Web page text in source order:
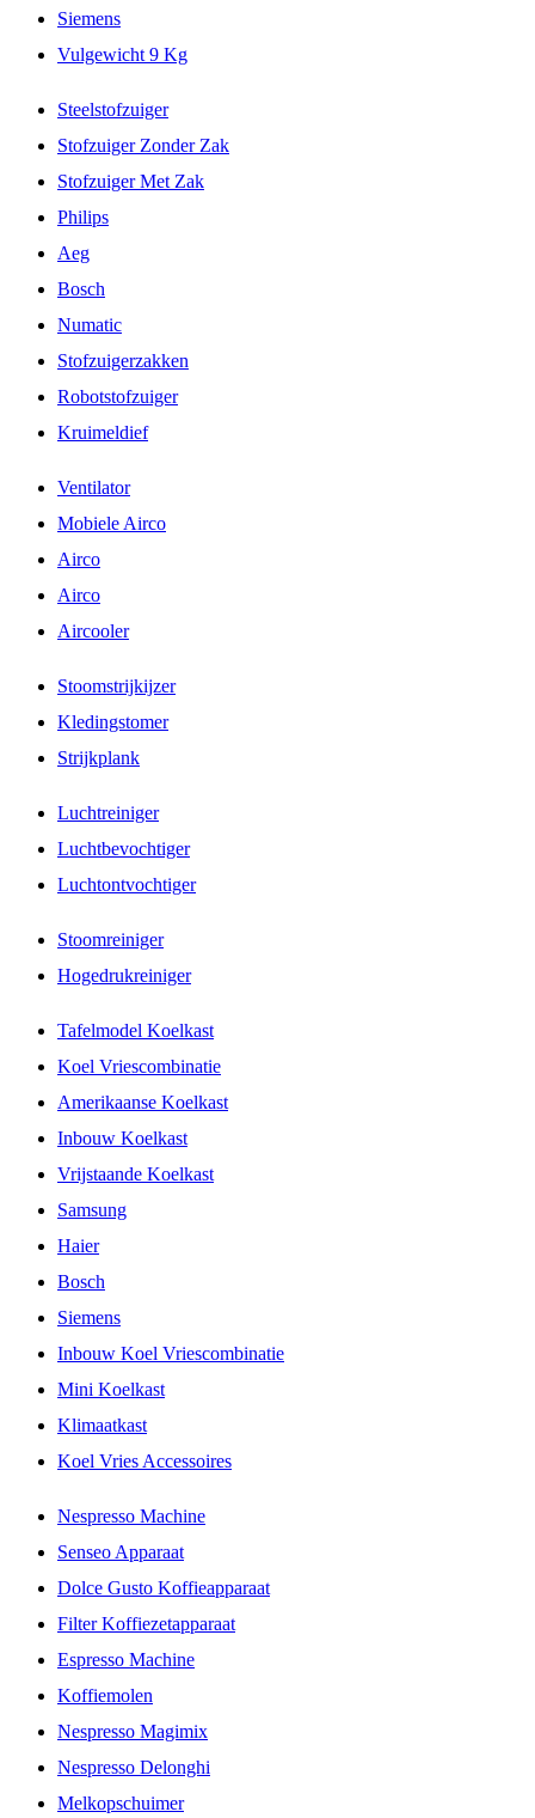
Siemens
Vulgewicht 9 Kg
Steelstofzuiger
Stofzuiger Zonder Zak
Stofzuiger Met Zak
Philips
Aeg
Bosch
Numatic
Stofzuigerzakken
Robotstofzuiger
Kruimeldief
Ventilator
Mobiele Airco
Airco
Airco
Aircooler
Stoomstrijkijzer
Kledingstomer
Strijkplank
Luchtreiniger
Luchtbevochtiger
Luchtontvochtiger
Stoomreiniger
Hogedrukreiniger
Tafelmodel Koelkast
Koel Vriescombinatie
Amerikaanse Koelkast
Inbouw Koelkast
Vrijstaande Koelkast
Samsung
Haier
Bosch
Siemens
Inbouw Koel Vriescombinatie
Mini Koelkast
Klimaatkast
Koel Vries Accessoires
Nespresso Machine
Senseo Apparaat
Dolce Gusto Koffieapparaat
Filter Koffiezetapparaat
Espresso Machine
Koffiemolen
Nespresso Magimix
Nespresso Delonghi
Melkopschuimer